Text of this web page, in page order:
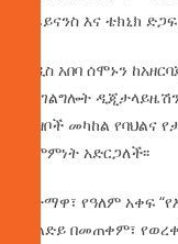
የፋይናንስ እና ቴክኒክ
አዲስ አበባ ሰሞኑን
በአገልግሎት
ህዝቦች መካከል
ስምምነት አድርጋለች፡፡
ከተማዋ፣ የዓለም አቀፍ
ድልድይ በመጠቀም፣